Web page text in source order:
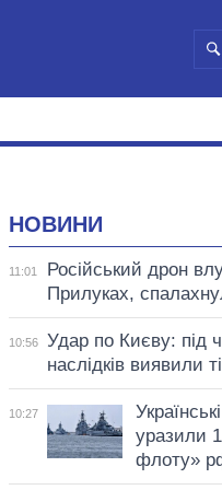
НОВИНИ
11:01
Російський дрон
Прилуках,
10:56
Удар по Києву: під
наслідків виявили
10:27
уразили
флоту»